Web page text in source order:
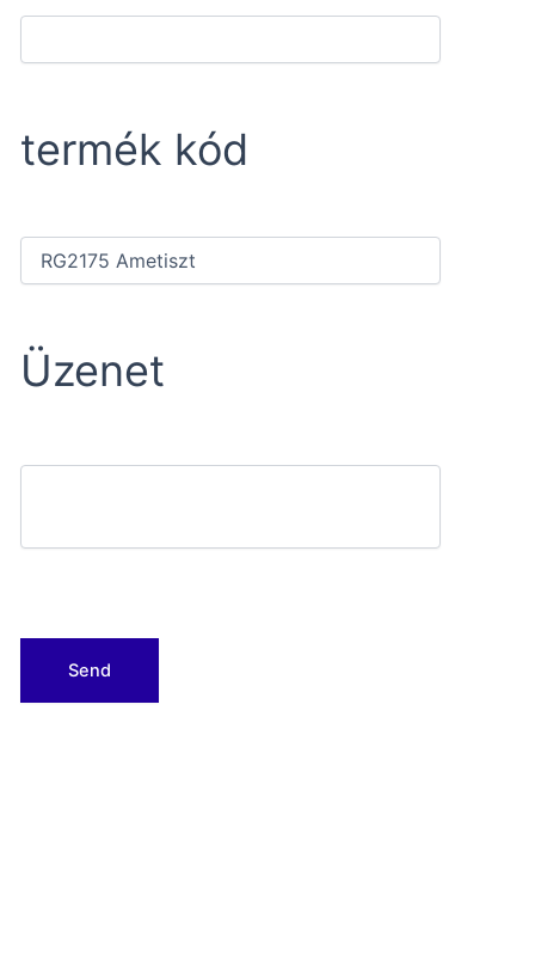
termék kód
Üzenet